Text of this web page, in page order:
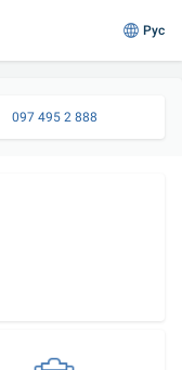
Рус
097 495 2 888